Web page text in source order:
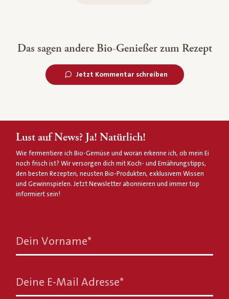
Das sagen andere Bio-Genießer zum Rezept
Jetzt Kommentar schreiben
Lust auf News? Ja! Natürlich!
Wie fermentiere ich Bio-Gemüse und woran erkenne ich, ob mein Ei
noch frisch ist? Wir versorgen dich mit Koch- und Ernährungstipps,
den besten Rezepten, neusten Bio-Produkten, exklusivem Wissen
und Gewinnspielen. Jetzt Newsletter abonnieren und immer top
informiert sein!
Dein Vorname*
Deine E-Mail Adresse*